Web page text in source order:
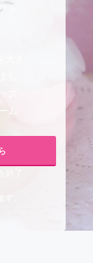
ゲーム・
書籍・雑誌
ト
き
了
。